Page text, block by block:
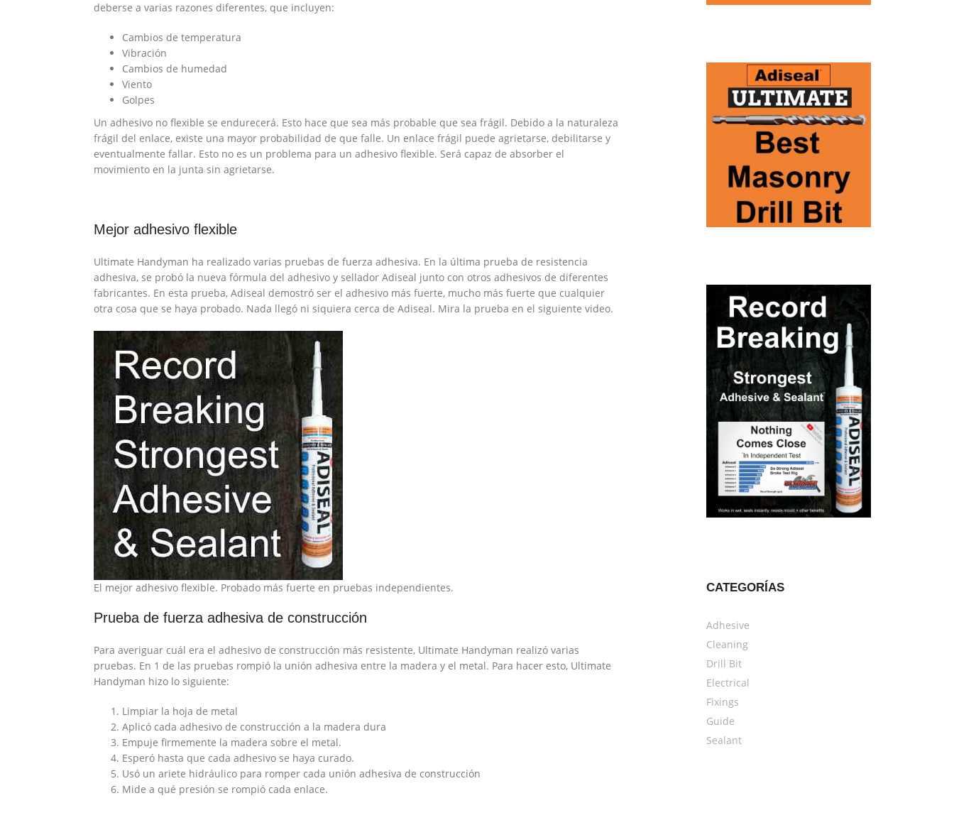
deberse a varias razones diferentes, que incluyen:
Cambios de temperatura
Vibración
Cambios de humedad
Viento
Golpes
Un adhesivo no flexible se endurecerá. Esto hace que sea más probable que sea frágil. Debido a la naturaleza
frágil del enlace, existe una mayor probabilidad de que falle. Un enlace frágil puede agrietarse, debilitarse y
eventualmente fallar. Esto no es un problema para un adhesivo flexible. Será capaz de absorber el
movimiento en la junta sin agrietarse.
Mejor adhesivo flexible
Ultimate Handyman ha realizado varias pruebas de fuerza adhesiva. En la última prueba de resistencia
adhesiva, se probó la nueva fórmula del adhesivo y sellador Adiseal junto con otros adhesivos de diferentes
fabricantes. En esta prueba, Adiseal demostró ser el adhesivo más fuerte, mucho más fuerte que cualquier
otra cosa que se haya probado. Nada llegó ni siquiera cerca de Adiseal. Mira la prueba en el siguiente video.
El mejor adhesivo flexible. Probado más fuerte en pruebas independientes.
Prueba de fuerza adhesiva de construcción
Para averiguar cuál era el adhesivo de construcción más resistente, Ultimate Handyman realizó varias
pruebas. En 1 de las pruebas rompió la unión adhesiva entre la madera y el metal. Para hacer esto, Ultimate
Handyman hizo lo siguiente:
Limpiar la hoja de metal
Aplicó cada adhesivo de construcción a la madera dura
Empuje firmemente la madera sobre el metal.
Esperó hasta que cada adhesivo se haya curado.
Usó un ariete hidráulico para romper cada unión adhesiva de construcción
Mide a qué presión se rompió cada enlace.
CATEGORÍAS
Adhesive
Cleaning
Drill Bit
Electrical
Fixings
Guide
Sealant